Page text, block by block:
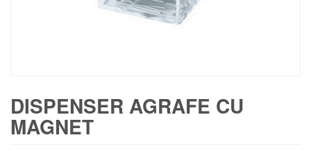
DISPENSER AGRAFE CU
MAGNET